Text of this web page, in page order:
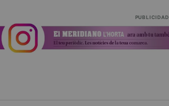
PUBLICIDAD